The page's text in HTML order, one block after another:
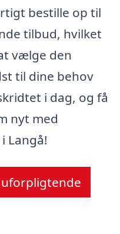
bestille op til
tilbud, hvilket
vælge den
til dine behov
i dag, og få
nyt med
Langå!